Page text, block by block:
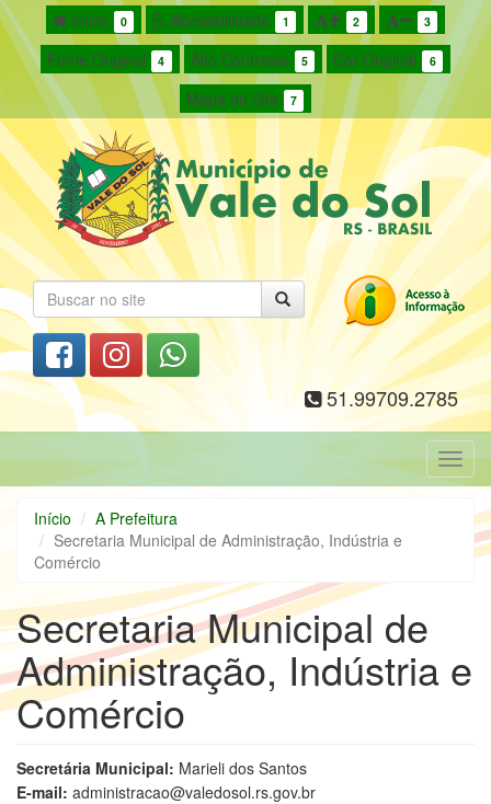
Início 0 Acessibilidade 1 2 3
Fonte Original 4 Alto Contraste 5 Cor Original 6
Mapa do Site 7
51.99709.2785
Início
A Prefeitura
Secretaria Municipal de Administração, Indústria e
Comércio
Secretaria Municipal de
Administração, Indústria e
Comércio
Secretária Municipal: Marieli dos Santos
E-mail: administracao@valedosol.rs.gov.br